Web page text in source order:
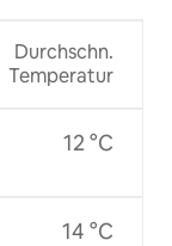
Durchschn.
Temperatur
12 °C
14 °C